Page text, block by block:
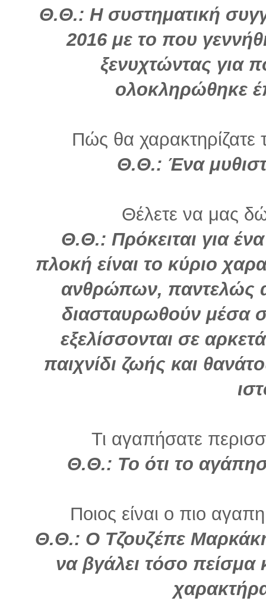
Θ.Θ.: Η συστηματική
2016 με το που
ξενυχτώντας για
ολοκληρώθηκε
Πώς θα χαρακτηρίζατε
Θ.Θ.: Ένα
Θέλετε να μας
Θ.Θ.: Πρόκειται για
πλοκή είναι το κύριο
ανθρώπων, παντελώς
διασταυρωθούν μέσα
εξελίσσονται σε
παιχνίδι ζωής και
Τι αγαπήσατε
Θ.Θ.: Το ότι το
Ποιος είναι ο πιο
Θ.Θ.: Ο Τζουζέπε
να βγάλει τόσο πείσμα